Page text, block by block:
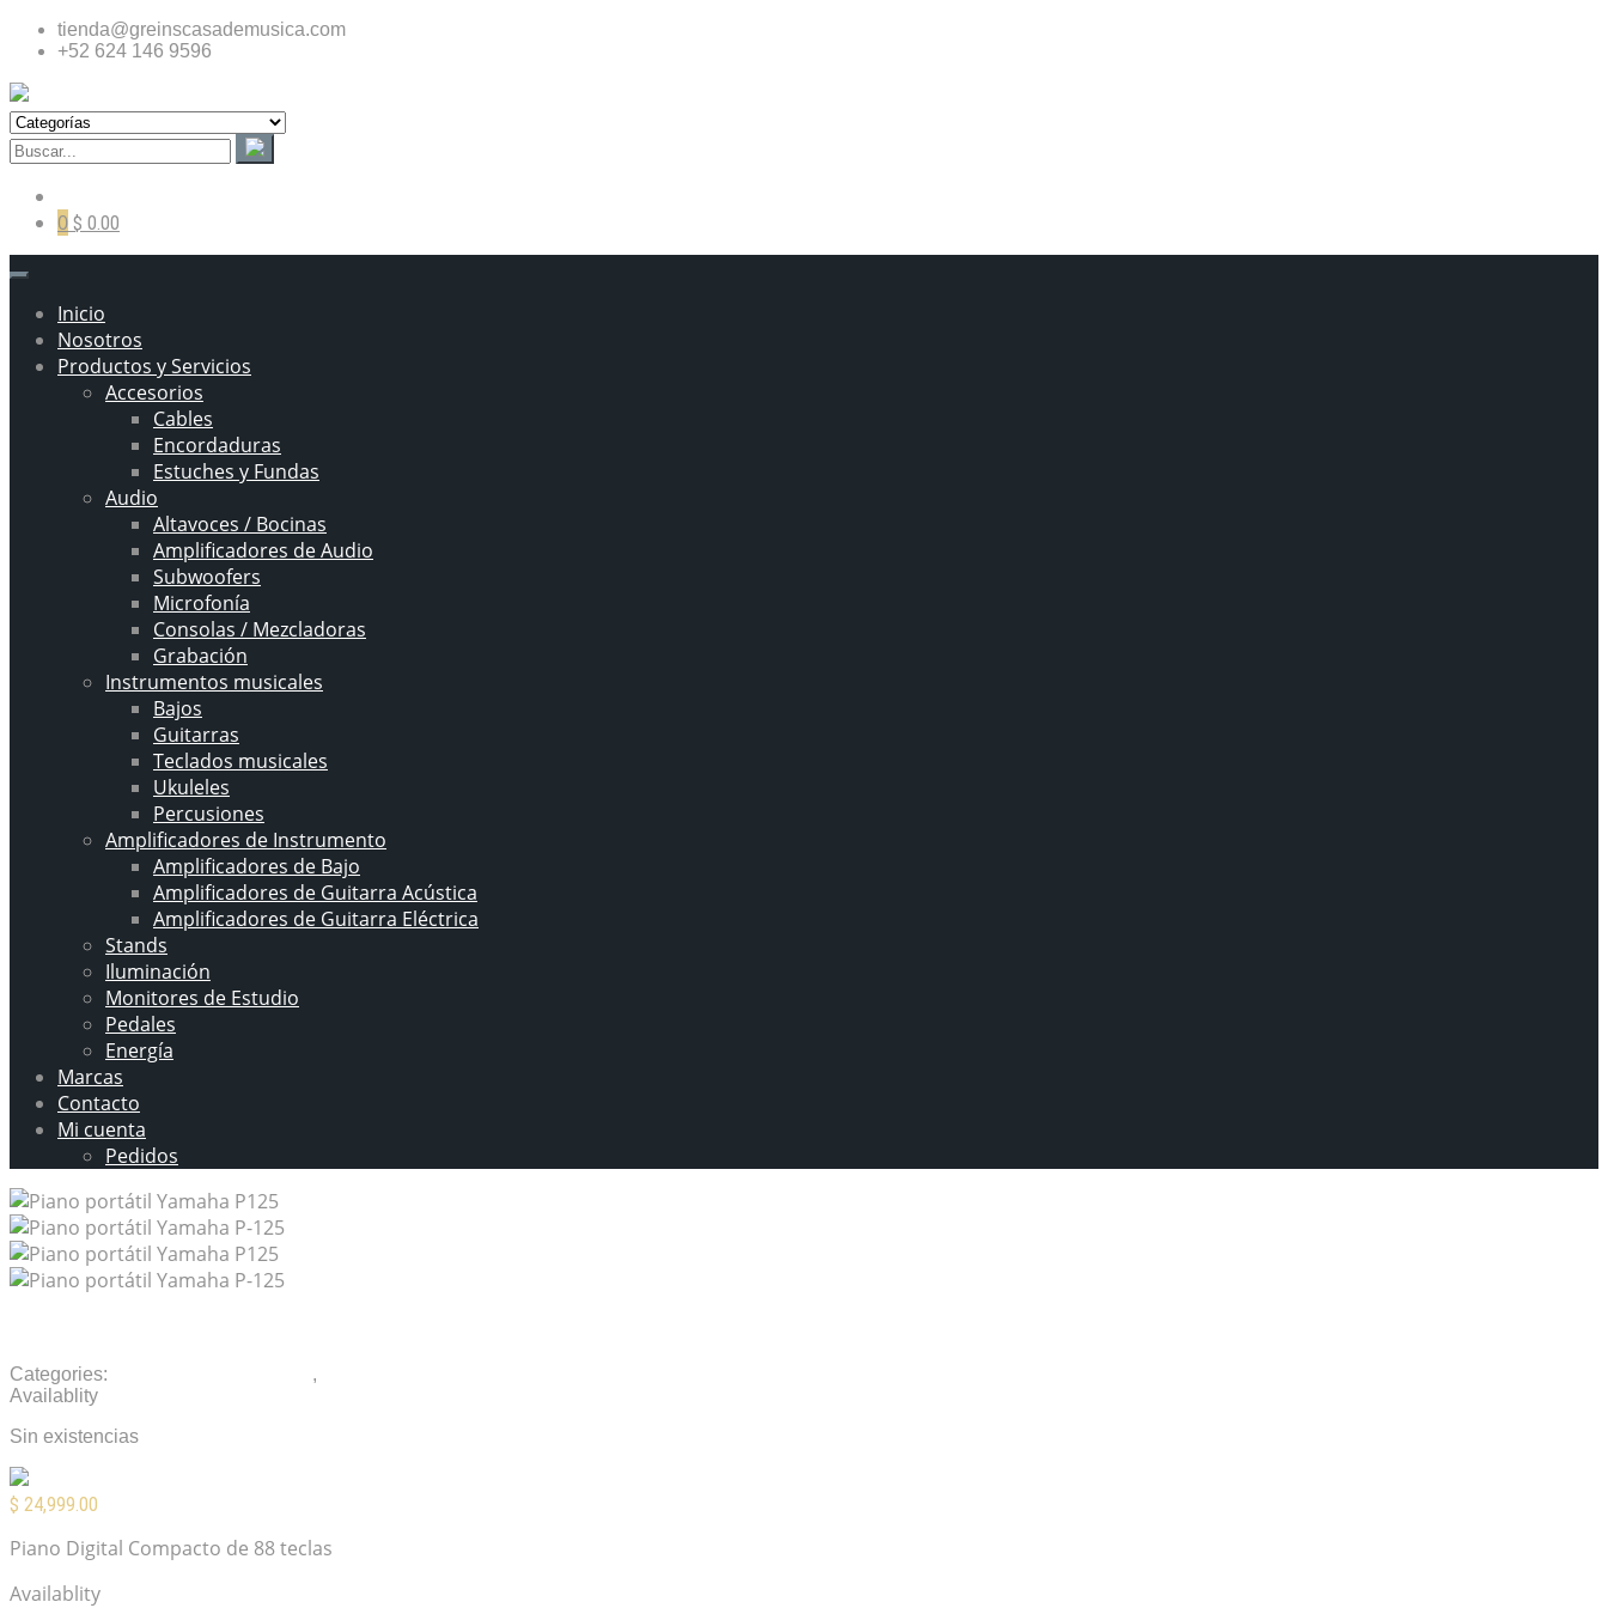
tienda@greinscasademusica.com
+52 624 146 9596
0 $ 0.00
Inicio
Nosotros
Productos y Servicios
Accesorios
Cables
Encordaduras
Estuches y Fundas
Audio
Altavoces / Bocinas
Amplificadores de Audio
Subwoofers
Microfonía
Consolas / Mezcladoras
Grabación
Instrumentos musicales
Bajos
Guitarras
Teclados musicales
Ukuleles
Percusiones
Amplificadores de Instrumento
Amplificadores de Bajo
Amplificadores de Guitarra Acústica
Amplificadores de Guitarra Eléctrica
Stands
Iluminación
Monitores de Estudio
Pedales
Energía
Marcas
Contacto
Mi cuenta
Pedidos
Categories: ,
Availablity
Sin existencias
$ 24,999.00
Piano Digital Compacto de 88 teclas
Availablity